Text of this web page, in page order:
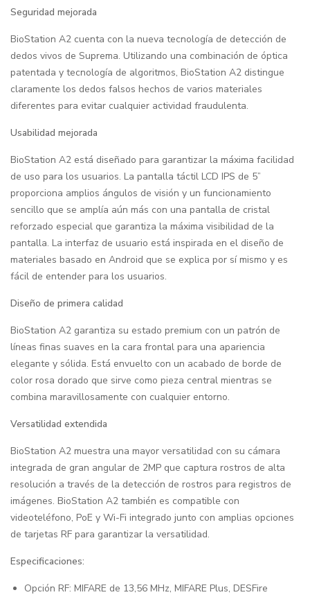
Seguridad mejorada
BioStation A2 cuenta con la nueva tecnología de detección de
dedos vivos de Suprema. Utilizando una combinación de óptica
patentada y tecnología de algoritmos, BioStation A2 distingue
claramente los dedos falsos hechos de varios materiales
diferentes para evitar cualquier actividad fraudulenta.
Usabilidad mejorada
BioStation A2 está diseñado para garantizar la máxima facilidad
de uso para los usuarios. La pantalla táctil LCD IPS de 5”
proporciona amplios ángulos de visión y un funcionamiento
sencillo que se amplía aún más con una pantalla de cristal
reforzado especial que garantiza la máxima visibilidad de la
pantalla. La interfaz de usuario está inspirada en el diseño de
materiales basado en Android que se explica por sí mismo y es
fácil de entender para los usuarios.
Diseño de primera calidad
BioStation A2 garantiza su estado premium con un patrón de
líneas finas suaves en la cara frontal para una apariencia
elegante y sólida. Está envuelto con un acabado de borde de
color rosa dorado que sirve como pieza central mientras se
combina maravillosamente con cualquier entorno.
Versatilidad extendida
BioStation A2 muestra una mayor versatilidad con su cámara
integrada de gran angular de 2MP que captura rostros de alta
resolución a través de la detección de rostros para registros de
imágenes. BioStation A2 también es compatible con
videoteléfono, PoE y Wi-Fi integrado junto con amplias opciones
de tarjetas RF para garantizar la versatilidad.
Especificaciones:
Opción RF: MIFARE de 13,56 MHz, MIFARE Plus, DESFire